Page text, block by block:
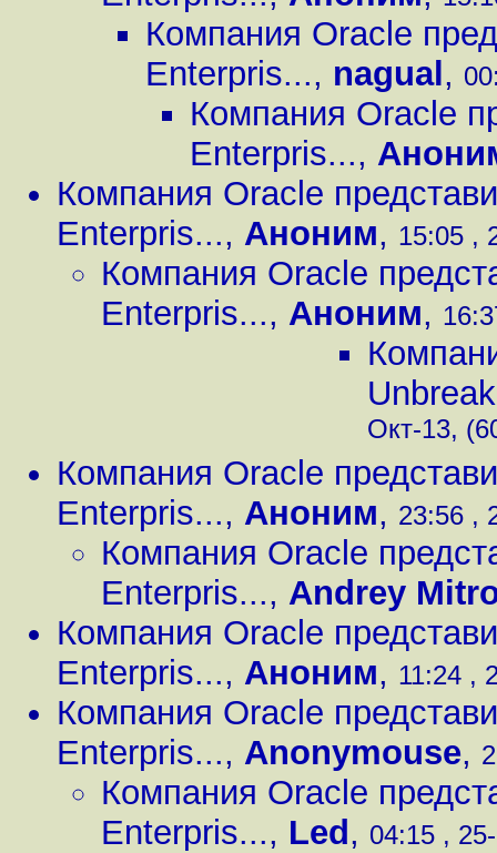
Компания Oracle
Enterpris..., nagual ,
Компания Oracle
Enterpris...,
Компания Oracle
Enterpris..., Аноним, 15:05 ,
Компания Oracle
Enterpris..., Аноним,
Окт-13,
Компания Oracle
Enterpris..., Аноним, 23:56 ,
Компания Oracle
Enterpris..., Andrey
Компания Oracle
Enterpris..., Аноним, 11:24 ,
Компания Oracle
Enterpris..., Anonymouse,
Компания Oracle
Enterpris..., Led , 04:15 ,